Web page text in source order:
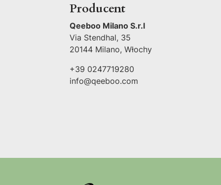
Producent
Qeeboo Milano S.r.l
Via Stendhal, 35
20144 Milano, Włochy
+39 0247719280
info@qeeboo.com